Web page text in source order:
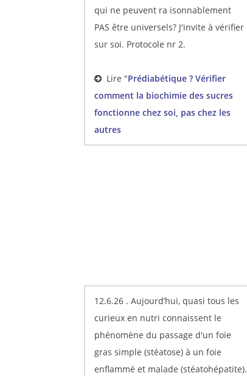
qui ne peuvent ra isonnablement
PAS être universels? J'invite à vérifier
sur soi. Protocole nr 2.
Lire "Prédiabétique ? Vérifier
comment la biochimie des sucres
fonctionne chez soi, pas chez les
autres
12.6.26 . Aujourd’hui, quasi tous les
curieux en nutri connaissent le
phénomène du passage d'un foie
gras simple (stéatose) à un foie
enflammé et malade (stéatohépatite).